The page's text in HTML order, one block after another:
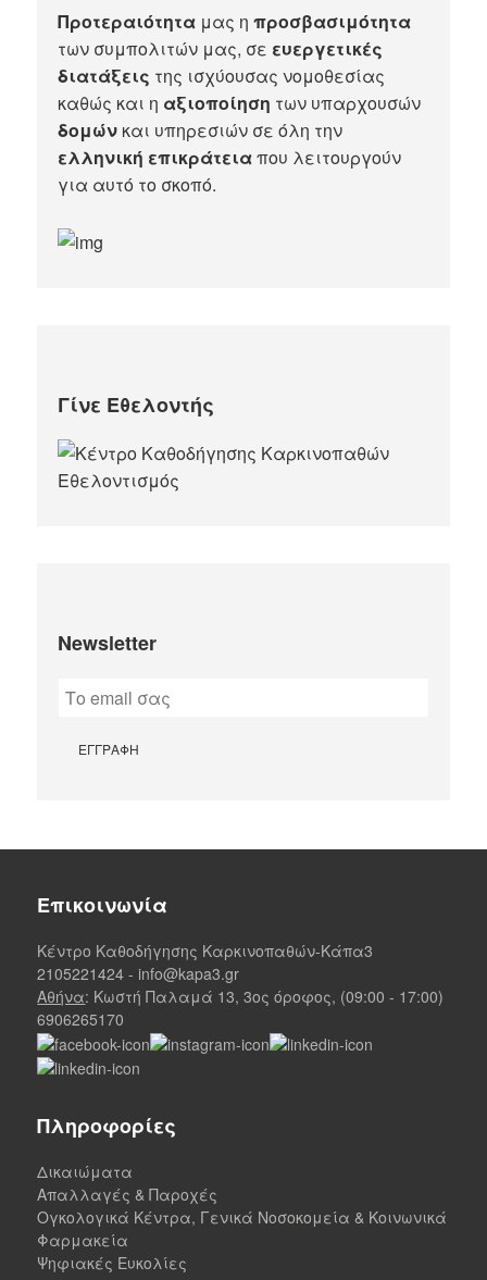
Προτεραιότητα μας ηπροσβασιμότητα
των συμπολιτών μας, σε ευεργετικές
διατάξεις της ισχύουσας νομοθεσίας
καθώς και η αξιοποίηση των υπαρχουσών
δομών και υπηρεσιών σε όλη την
ελληνική επικράτειαπου λειτουργούν
για αυτό το σκοπό.​
Γίνε Εθελοντής
Newsletter
Επικοινωνία
Κέντρο Καθοδήγησης Καρκινοπαθών-Κάπα3
2105221424 - info@kapa3.gr
Αθήνα: Κωστή Παλαμά 13, 3ος όροφος, (09:00 - 17:00)
6906265170
Πληροφορίες
Δικαιώματα
Απαλλαγές & Παροχές
Ογκολογικά Κέντρα, Γενικά Νοσοκομεία & Κοινωνικά
Φαρμακεία
Ψηφιακές Ευκολίες